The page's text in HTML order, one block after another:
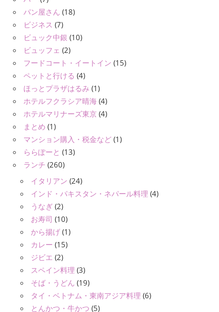
パン屋さん (18)
ビジネス (7)
ビュック中銀 (10)
ビュッフェ (2)
フードコート・イートイン (15)
ペットと行ける (4)
ほっとプラザはるみ (1)
ホテルフクラシア晴海 (4)
ホテルマリナーズ東京 (4)
まとめ (1)
マンション購入・税金など (1)
ららぽーと (13)
ランチ (260)
イタリアン (24)
インド・パキスタン・ネパール料理 (4)
うなぎ (2)
お寿司 (10)
から揚げ (1)
カレー (15)
ジビエ (2)
スペイン料理 (3)
そば・うどん (19)
タイ・ベトナム・東南アジア料理 (6)
とんかつ・牛かつ (5)